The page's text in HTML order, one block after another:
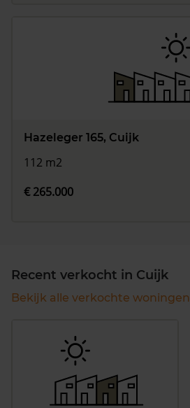
Hazeleger 165, Cuijk
112 m2
€ 265.000
Recent verkocht in Cuijk
Bekijk alle verkochte woningen